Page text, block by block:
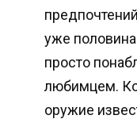
уже
просто
любимцем.
оружие